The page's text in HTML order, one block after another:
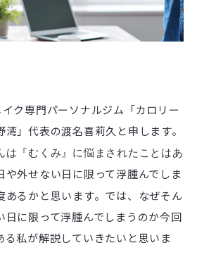
ク専門パーソナルジム「カロリー
湾」代表の渡名喜莉久と申します。
は『むくみ』に悩まされたことはあ
や外せない日に限って浮腫んでしま
あるかと思います。では、なぜそん
日に限って浮腫んでしまうのか今回
る私が解説していきたいと思いま